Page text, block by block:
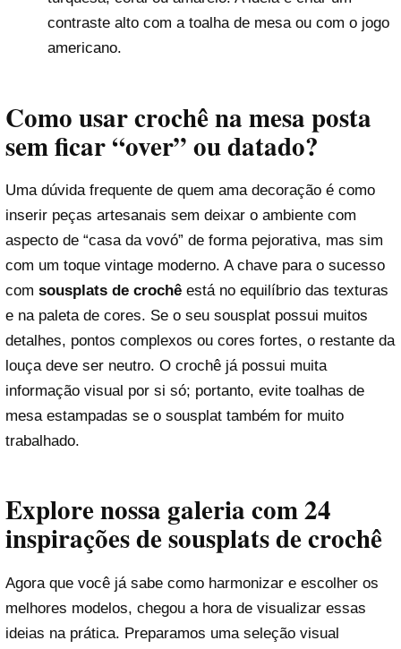
contraste alto com a toalha de mesa ou com o jogo
americano.
Como usar crochê na mesa posta
sem ficar “over” ou datado?
Uma dúvida frequente de quem ama decoração é como
inserir peças artesanais sem deixar o ambiente com
aspecto de “casa da vovó” de forma pejorativa, mas sim
com um toque vintage moderno. A chave para o sucesso
com sousplats de crochê está no equilíbrio das texturas
e na paleta de cores. Se o seu sousplat possui muitos
detalhes, pontos complexos ou cores fortes, o restante da
louça deve ser neutro. O crochê já possui muita
informação visual por si só; portanto, evite toalhas de
mesa estampadas se o sousplat também for muito
trabalhado.
Explore nossa galeria com 24
inspirações de sousplats de crochê
Agora que você já sabe como harmonizar e escolher os
melhores modelos, chegou a hora de visualizar essas
ideias na prática. Preparamos uma seleção visual